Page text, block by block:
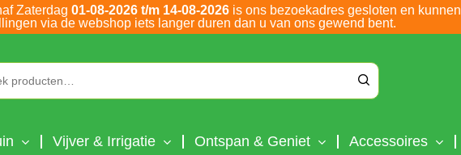
Zaterdag 01-08-2026 t/m 14-08-2026is ons bezoekadres gesloten en kunnen
via de webshop iets langer duren dan u van ons gewend bent.
Vijver & Irrigatie Ontspan & Geniet Accessoires